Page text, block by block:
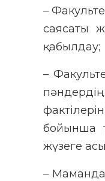
–
саясаты
қабылдау;
–
бойынша
жүзеге
–